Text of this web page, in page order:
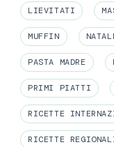
LIEVITATI
MUFFIN
PASTA MADRE
PRIMI PIATTI
RICETTE
RICETTE